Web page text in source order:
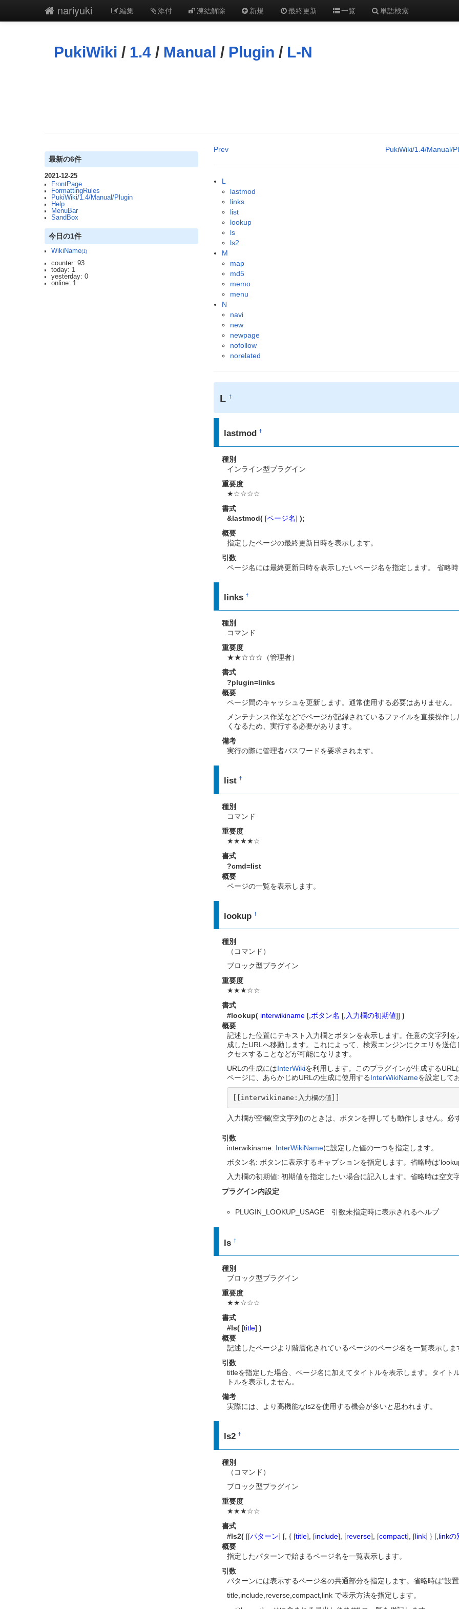
nariyuki 編集 添付 凍結解除 新規 最終更新 一覧 単語検索
PukiWiki / 1.4 / Manual / Plugin / L-N
最新の6件
2021-12-25
FrontPage
FormattingRules
PukiWiki/1.4/Manual/Plugin
Help
MenuBar
SandBox
今日の1件
WikiName(1)
counter: 93
today: 1
yesterday: 0
online: 1
Prev PukiWiki/1.4/Manual/
L
lastmod
links
list
lookup
ls
ls2
M
map
md5
memo
menu
N
navi
new
newpage
nofollow
norelated
L†
lastmod†
種別
インライン型プラグイン
重要度
★☆☆☆☆
書式
&lastmod( [ページ名] );
概要
指定したページの最終更新日時を表示します。
引数
ページ名には最終更新日時を表示したいページ名を指定します。 省略
links†
種別
コマンド
重要度
★★☆☆☆（管理者）
書式
?plugin=links
概要
ページ間のキャッシュを更新します。通常使用する必要はありません。
メンテナンス作業などでページが記録されているファイルを直接操作
くなるため、実行する必要があります。
備考
実行の際に管理者パスワードを要求されます。
list†
種別
コマンド
重要度
★★★★☆
書式
?cmd=list
概要
ページの一覧を表示します。
lookup†
種別
（コマンド）
ブロック型プラグイン
重要度
★★★☆☆
書式
#lookup( interwikiname [,ボタン名 [,入力欄の初期値]] )
概要
記述した位置にテキスト入力欄とボタンを表示します。任意の文字列
成したURLへ移動します。これによって、検索エンジンにクエリを送
クセスすることなどが可能になります。
URLの生成にはInterWikiを利用します。このプラグインが生成するURL
ページに、あらかじめURLの生成に使用するInterWikiNameを設定して
[[interwikiname:入力欄の値]]
入力欄が空欄(空文字列)のときは、ボタンを押しても動作しません。必
引数
interwikiname: InterWikiNameに設定した値の一つを指定します。
ボタン名: ボタンに表示するキャプションを指定します。省略時は
入力欄の初期値: 初期値を指定したい場合に記入します。省略時は空文
プラグイン内設定
PLUGIN_LOOKUP_USAGE 引数未指定時に表示されるヘルプ
ls†
種別
ブロック型プラグイン
重要度
★★☆☆☆
書式
#ls( [title] )
概要
記述したページより階層化されているページのページ名を一覧表示しま
引数
titleを指定した場合、ページ名に加えてタイトルを表示します。タイト
トルを表示しません。
備考
実際には、より高機能なls2を使用する機会が多いと思われます。
ls2†
種別
（コマンド）
ブロック型プラグイン
重要度
★★★☆☆
書式
#ls2( [[パターン] [, { [title], [include], [reverse], [compact], [link] } [, linkの
概要
指定したパターンで始まるページ名を一覧表示します。
引数
パターンには表示するページ名の共通部分を指定します。省略時は"設
title,include,reverse,compact,link で表示方法を指定します。